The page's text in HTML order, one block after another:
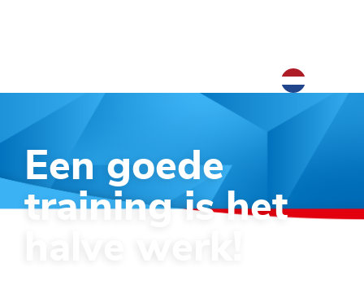
NL
Een goede
training is het